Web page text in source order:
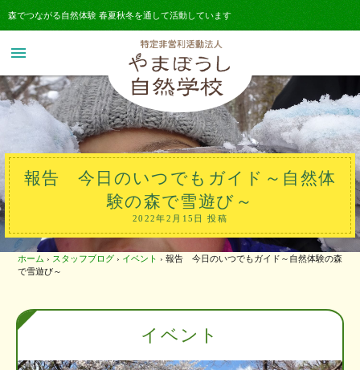
森でつながる自然体験 春夏秋冬を通して活動しています
menu
報告 今日のいつでもガイド～自然体
験の森で雪遊び～
2022年2月15日 投稿
ホーム › スタッフブログ › イベント › 報告 今日のいつでもガイド～自然体験の森
で雪遊び～
イベント